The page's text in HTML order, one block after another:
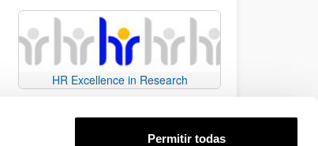
Permitir todas
HR Excellence in Research